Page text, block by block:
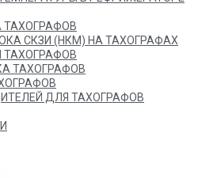
ТАХОГРАФОВ
СКЗИ (НКМ) НА ТАХОГРАФАХ
ТАХОГРАФОВ
ТАХОГРАФОВ
ДЛЯ ТАХОГРАФОВ